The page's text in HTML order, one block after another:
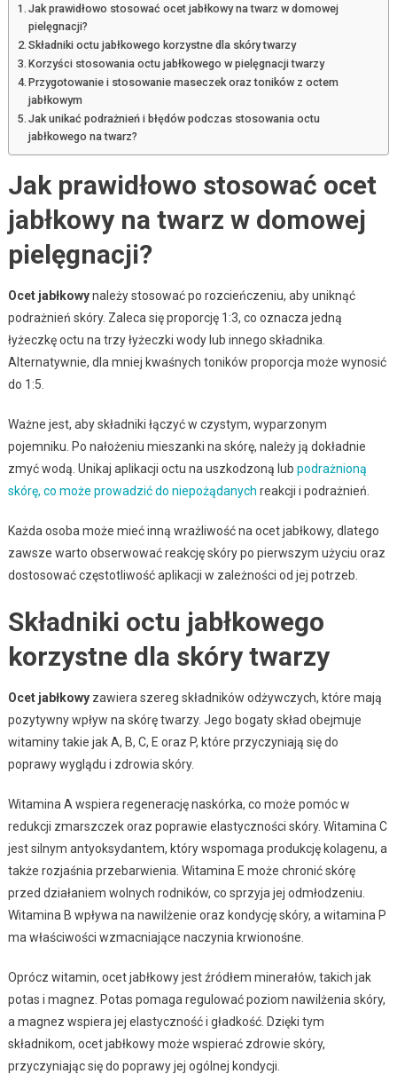
Jak prawidłowo stosować ocet jabłkowy na twarz w domowej
pielęgnacji?
Składniki octu jabłkowego korzystne dla skóry twarzy
Korzyści stosowania octu jabłkowego w pielęgnacji twarzy
Przygotowanie i stosowanie maseczek oraz toników z octem
jabłkowym
Jak unikać podrażnień i błędów podczas stosowania octu
jabłkowego na twarz?
Jak prawidłowo stosować ocet
jabłkowy na twarz w domowej
pielęgnacji?
Ocet jabłkowynależy stosować po rozcieńczeniu, aby uniknąć
podrażnień skóry. Zaleca się proporcję 1:3, co oznacza jedną
łyżeczkę octu na trzy łyżeczki wody lub innego składnika.
Alternatywnie, dla mniej kwaśnych toników proporcja może wynosić
do 1:5.
Ważne jest, aby składniki łączyć w czystym, wyparzonym
pojemniku. Po nałożeniu mieszanki na skórę, należy ją dokładnie
zmyć wodą. Unikaj aplikacji octu na uszkodzoną lub podrażnioną
skórę, co może prowadzić do niepożądanych reakcji i podrażnień.
Każda osoba może mieć inną wrażliwość na ocet jabłkowy, dlatego
zawsze warto obserwować reakcję skóry po pierwszym użyciu oraz
dostosować częstotliwość aplikacji w zależności od jej potrzeb.
Składniki octu jabłkowego
korzystne dla skóry twarzy
Ocet jabłkowyzawiera szereg składników odżywczych, które mają
pozytywny wpływ na skórę twarzy. Jego bogaty skład obejmuje
witaminy takie jak A, B, C, E oraz P, które przyczyniają się do
poprawy wyglądu i zdrowia skóry.
Witamina A wspiera regenerację naskórka, co może pomóc w
redukcji zmarszczek oraz poprawie elastyczności skóry. Witamina C
jest silnym antyoksydantem, który wspomaga produkcję kolagenu, a
także rozjaśnia przebarwienia. Witamina E może chronić skórę
przed działaniem wolnych rodników, co sprzyja jej odmłodzeniu.
Witamina B wpływa na nawilżenie oraz kondycję skóry, a witamina P
ma właściwości wzmacniające naczynia krwionośne.
Oprócz witamin, ocet jabłkowy jest źródłem minerałów, takich jak
potas i magnez. Potas pomaga regulować poziom nawilżenia skóry,
a magnez wspiera jej elastyczność i gładkość. Dzięki tym
składnikom, ocet jabłkowy może wspierać zdrowie skóry,
przyczyniając się do poprawy jej ogólnej kondycji.